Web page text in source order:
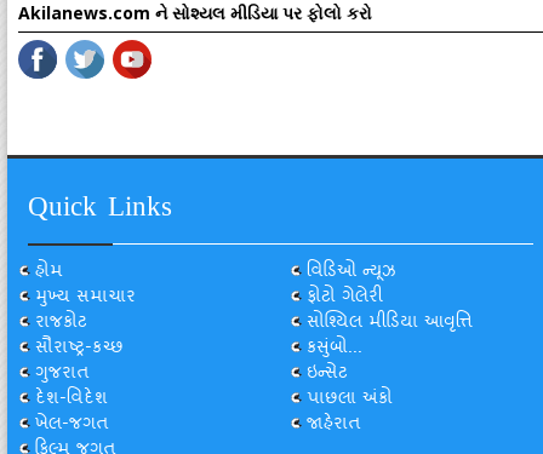
Akilanews.com ને સોશ્યલ મીડિયા પર ફોલો કરો
Quick Links
હોમ
મુખ્ય સમાચાર
રાજકોટ
સૌરાષ્ટ્ર-કચ્છ
ગુજરાત
દેશ-વિદેશ
ખેલ-જગત
વિડિઓ ન્યૂઝ
ફોટો ગેલેરી
સોશ્યિલ મીડિયા આવૃત્તિ
કસુંબો...
ઇન્સેટ
પાછલા અંકો
જાહેરાત